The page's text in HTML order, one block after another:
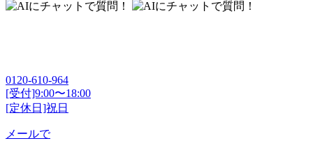
0120-610-964
[受付]9:00〜18:00
[定休日]祝日
メールで